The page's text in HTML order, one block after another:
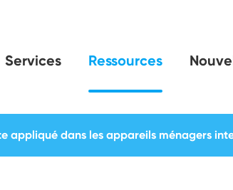
Services Ressources
appliqué dans les appareils ménagers